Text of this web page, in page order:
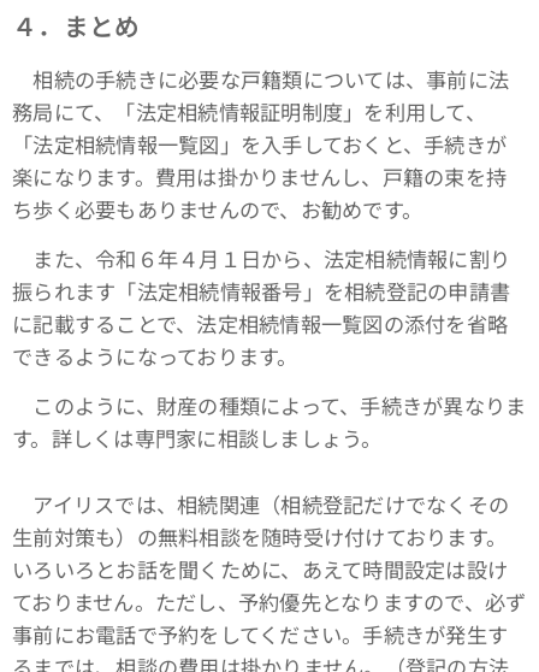
４．まとめ
相続の手続きに必要な戸籍類については、事前に法
務局にて、「法定相続情報証明制度」を利用して、
「法定相続情報一覧図」を入手しておくと、手続きが
楽になります。費用は掛かりませんし、戸籍の束を持
ち歩く必要もありませんので、お勧めです。
また、令和６年４月１日から、法定相続情報に割り
振られます「法定相続情報番号」を相続登記の申請書
に記載することで、法定相続情報一覧図の添付を省略
できるようになっております。
このように、財産の種類によって、手続きが異なりま
す。詳しくは専門家に相談しましょう。
アイリスでは、相続関連（相続登記だけでなくその
生前対策も）の無料相談を随時受け付けております。
いろいろとお話を聞くために、あえて時間設定は設け
ておりません。ただし、予約優先となりますので、必ず
事前にお電話で予約をしてください。手続きが発生す